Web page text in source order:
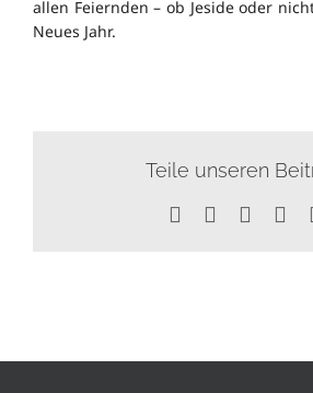
allen Feiernden – ob Jeside oder
Neues Jahr.
Teile unseren
Facebook